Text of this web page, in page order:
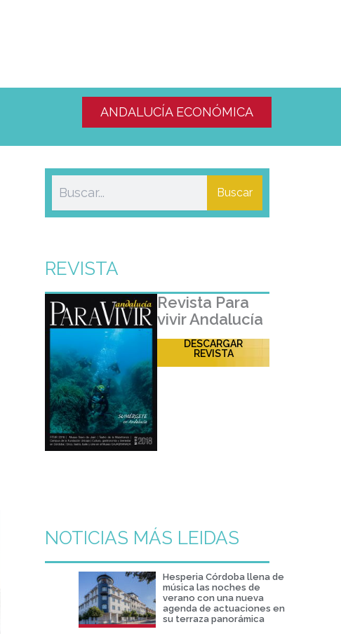
ANDALUCÍA ECONÓMICA
Buscar
REVISTA
Revista Para
vivir Andalucía
DESCARGAR
REVISTA
NOTICIAS MÁS LEIDAS
Hesperia Córdoba llena de
música las noches de
verano con una nueva
agenda de actuaciones en
su terraza panorámica